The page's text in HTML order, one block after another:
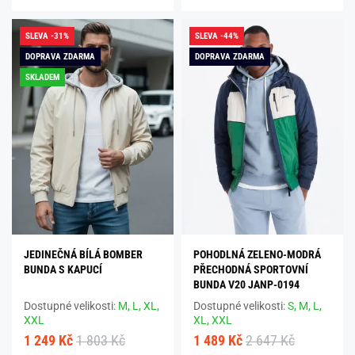
SLEVA -31%
DOPRAVA ZDARMA
SKLADEM
JEDINEČNÁ BÍLÁ BOMBER
BUNDA S KAPUCÍ
Dostupné velikosti: M, L,XL,
XXL
1 249 Kč 1 803 Kč
SLEVA -44%
DOPRAVA ZDARMA
POHODLNÁ ZELENO-MODRÁ
PŘECHODNÁ SPORTOVNÍ
BUNDA V20 JANP-0194
Dostupné velikosti:S, M, L,
XL,XXL
1 489 Kč 2 647 Kč